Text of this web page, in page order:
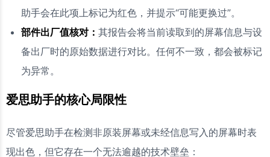
助手会在此项上标记为红色，并提示“可能更换过”。
部件出厂值核对： 其报告会将当前读取到的屏幕信息与设
备出厂时的原始数据进行对比。任何不一致，都会被标记
为异常。
爱思助手的核心局限性
尽管爱思助手在检测非原装屏幕或未经信息写入的屏幕时表
现出色，但它存在一个无法逾越的技术壁垒：